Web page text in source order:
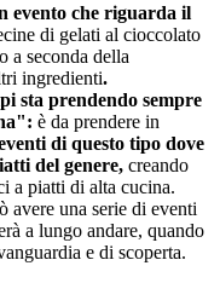
evento che riguarda il
di gelati al cioccolato
a seconda della
ingredienti.
sta prendendo sempre
è da prendere in
di questo tipo dove
del genere, creando
a piatti di alta cucina.
avere una serie di eventi
a lungo andare, quando
e di scoperta.